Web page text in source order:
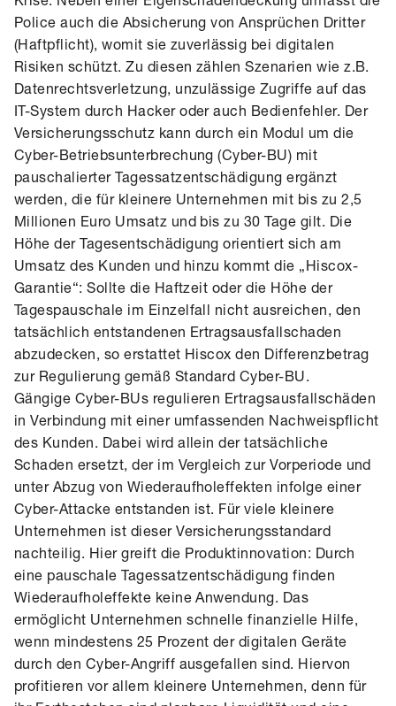
Police auch die Absicherung von Ansprüchen Dritter
(Haftpflicht), womit sie zuverlässig bei digitalen
Risiken schützt. Zu diesen zählen Szenarien wie z.B.
Datenrechtsverletzung, unzulässige Zugriffe auf das
IT-System durch Hacker oder auch Bedienfehler. Der
Versicherungs­schutz kann durch ein Modul um die
Cyber-Betriebsunterbrechung (Cyber-BU) mit
pauschalierter Tagessatzentschädigung ergänzt
werden, die für kleinere Unternehmen mit bis zu 2,5
Millionen Euro Umsatz und bis zu 30 Tage gilt. Die
Höhe der Tagesentschädigung orientiert sich am
Umsatz des Kunden und hinzu kommt die „Hiscox-
Garantie“: Sollte die Haftzeit oder die Höhe der
Tagespauschale im Einzelfall nicht ausreichen, den
tatsächlich entstandenen Ertragsausfallschaden
abzudecken, so erstattet Hiscox den Differenzbetrag
zur Regulierung gemäß Standard Cyber-BU.
Gängige Cyber-BUs regulieren Ertragsausfallschäden
in Verbindung mit einer umfassenden Nachweispflicht
des Kunden. Dabei wird allein der tatsächliche
Schaden ersetzt, der im Vergleich zur Vorperiode und
unter Abzug von Wiederaufholeffekten infolge einer
Cyber-Attacke entstanden ist. Für viele kleinere
Unternehmen ist dieser Versicherungsstandard
nachteilig. Hier greift die Produktinnovation: Durch
eine pauschale Tagessatzentschädigung finden
Wiederaufholeffekte keine Anwendung. Das
ermöglicht Unternehmen schnelle finanzielle Hilfe,
wenn mindestens 25 Prozent der digitalen Geräte
durch den Cyber-Angriff ausgefallen sind. Hiervon
profitieren vor allem kleinere Unternehmen, denn für